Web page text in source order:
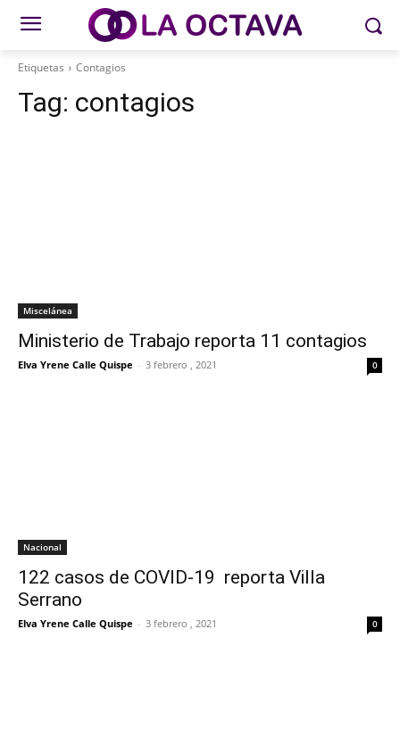
Etiquetas Contagios
Tag: contagios
Miscelánea
Ministerio de Trabajo reporta 11 contagios
Elva Yrene Calle Quispe - 3 febrero , 2021 0
Nacional
122 casos de COVID-19 reporta Villa
Serrano
Elva Yrene Calle Quispe - 3 febrero , 2021 0